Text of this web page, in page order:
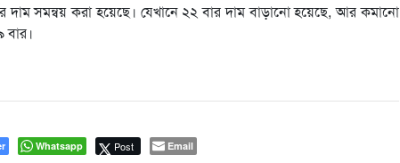
দাম সমন্বয় করা হয়েছে। যেখানে ২২ বার দাম বাড়ানো হয়েছে, আর কমানো
বার।
Whatsapp Post Email